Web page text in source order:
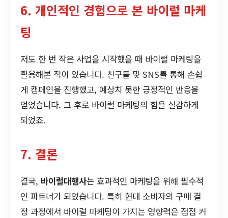
6. 개인적인 경험으로 본 바이럴 마케
팅
저도 한 번 작은 사업을 시작했을 때 바이럴 마케팅을
활용해본 적이 있습니다. 친구들 및 SNS를 통해 손쉽
게 캠페인을 진행했고, 예상치 못한 긍정적인 반응을
얻었습니다. 그 후로 바이럴 마케팅의 힘을 실감하게
되었죠.
7. 결론
결국, 바이럴대행사는 효과적인 마케팅을 위해 필수적
인 파트너가 되었습니다. 특히 현대 소비자의 구매 결
정 과정에서 바이럴 마케팅이 가지는 영향력은 점점 커